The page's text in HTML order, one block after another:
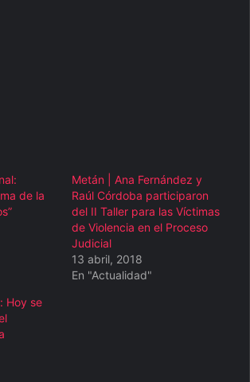
de la
Metán | Ana Fernández y
Raúl Córdoba participaron
del II Taller para las Víctimas
de Violencia en el Proceso
Judicial
13 abril, 2018
En "Actualidad"
Hoy se